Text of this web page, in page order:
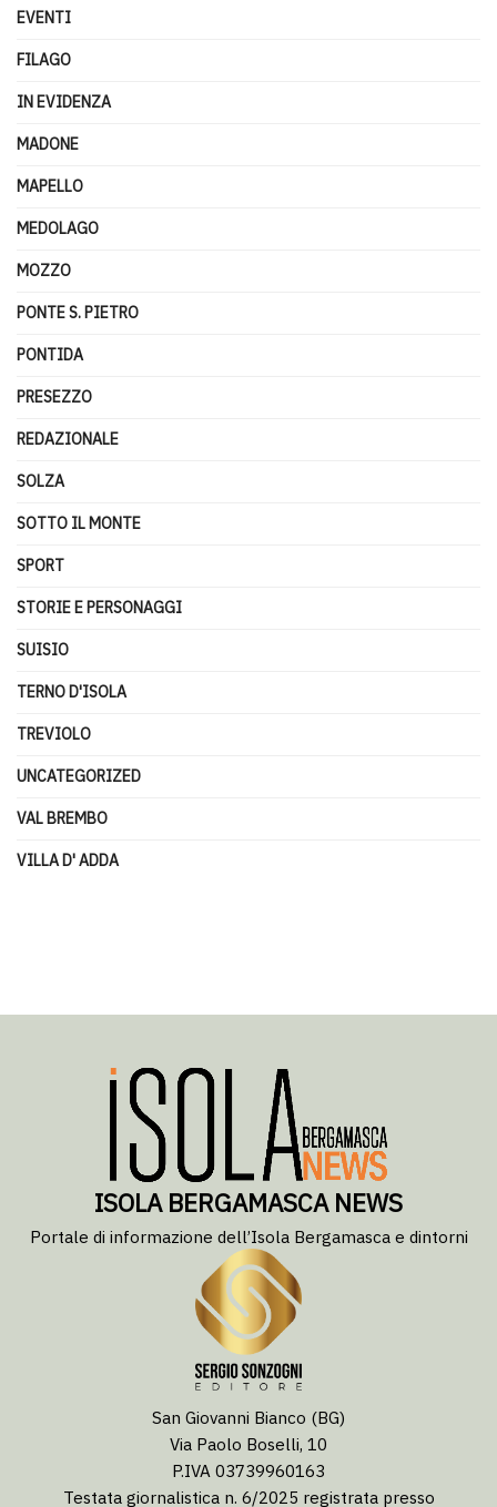
EVENTI
FILAGO
IN EVIDENZA
MADONE
MAPELLO
MEDOLAGO
MOZZO
PONTE S. PIETRO
PONTIDA
PRESEZZO
REDAZIONALE
SOLZA
SOTTO IL MONTE
SPORT
STORIE E PERSONAGGI
SUISIO
TERNO D'ISOLA
TREVIOLO
UNCATEGORIZED
VAL BREMBO
VILLA D' ADDA
ISOLA BERGAMASCA NEWS
Portale di informazione dell’Isola Bergamasca e dintorni
San Giovanni Bianco (BG)
Via Paolo Boselli, 10
P.IVA 03739960163
Testata giornalistica n. 6/2025 registrata presso